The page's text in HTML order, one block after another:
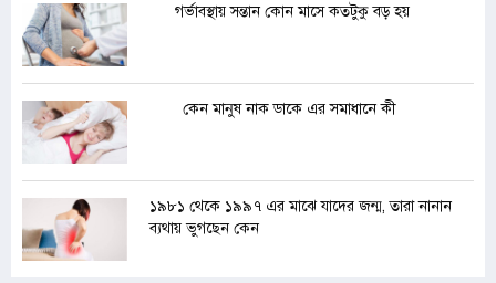
গর্ভাবস্থায় সন্তান কোন মাসে কতটুকু বড় হয়
কেন মানুষ নাক ডাকে এর সমাধানে কী
১৯৮১ থেকে ১৯৯৭ এর মাঝে যাদের জন্ম, তারা নানান
ব্যথায় ভুগছেন কেন